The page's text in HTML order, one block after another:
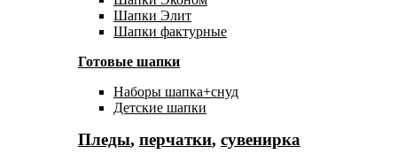
Шапки Элит
Шапки фактурные
Готовые шапки
Наборы шапка+снуд
Детские шапки
Пледы, перчатки, сувенирка